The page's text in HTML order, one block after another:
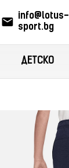
info@lotus-
sport.bg
ДЕТСКО